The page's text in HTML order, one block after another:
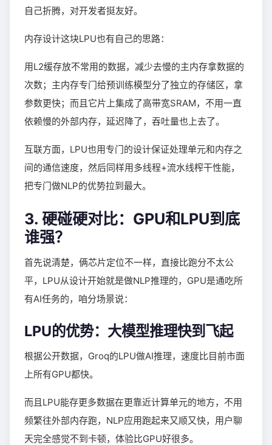
自己折腾，对开发者挺友好。
内存设计这块LPU也有自己的思路：
用L2缓存放不常用的数据，减少去慢的主内存拿数据的
次数；主内存专门给预训练模型分了独立的存储区，拿
参数更快；而且它片上集成了高带宽SRAM，不用一直
依赖慢的外部内存，延迟降了，吞吐量也上去了。
互联方面，LPU也用专门的设计保证处理单元和内存之
间的通信速度，然后同样用多线程+流水线榨干性能，
把专门做NLP的优势拉到最大。
3. 硬碰硬对比：GPU和LPU到底
谁强？
首先说清楚，俩芯片定位不一样，直接比跑分不太公
平，LPU从设计开始就是做NLP推理的，GPU是通吃所
有AI任务的，咱分场景说：
LPU的优势：大模型推理快到飞起
根据公开数据，Groq的LPU做AI推理，速度比目前市面
上所有GPU都快。
而且LPU能存更多数据在更靠近计算单元的地方，不用
频繁往外部内存跑，NLP应用跑起来又顺又快，用户聊
天完全感觉不到卡顿，体验比GPU好很多。